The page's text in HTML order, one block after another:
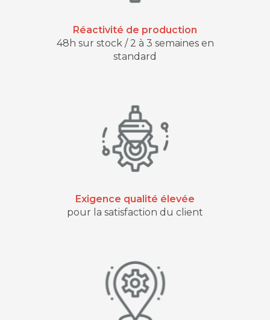
Réactivité de production
48h sur stock / 2 à 3 semaines en
standard
Exigence qualité élevée
pour la satisfaction du client